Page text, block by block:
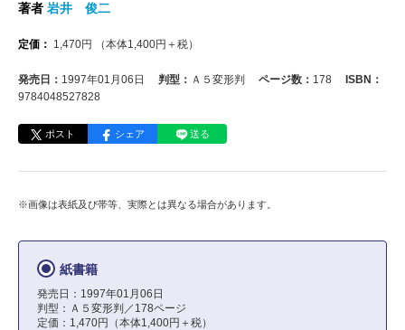
著者 岩井 俊二
定価： 1,470円 （本体1,400円＋税）
発売日： 1997年01月06日 判型： Ａ５変形判 ページ数： 178
ISBN：
9784048527828
ポスト シェア 送る
※画像は表紙及び帯等、実際とは異なる場合があります。
紙書籍
発売日：1997年01月06日
判型：Ａ５変形判／178ページ
定価：1,470円（本体1,400円＋税）